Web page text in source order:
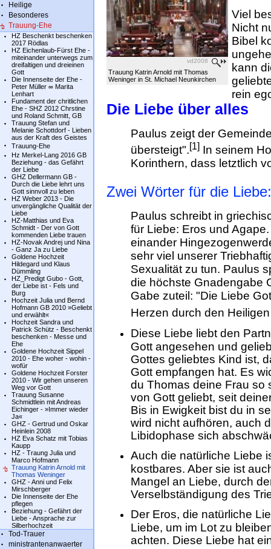
Heilige
Besonderes
Trauung-Ehe
HZ Beschenkt beschenken
2017 Rödlas
HZ Eichenlaub-Fürst Ehe -
miteinander unterwegs zum
dreifaltigen und dreieinen
Gott
Die Innenseite der Ehe -
Peter Müller ∞ Marita
Lenhart
Fundament der chritlichen
Ehe - SHZ 2012 Chrstine
und Roland Schmitt, GB
Trauung Stefan und
Melanie Schottdorf - Lieben
aus der Kraft des Geistes
Trauung-Ehe
Hz Merkel-Lang 2016 GB
Beziehung - das Gefährt
der Liebe
GHZ Dellermann GB -
Durch die Liebe lehrt uns
Gott sinnvoll zu leben
HZ Weber 2013 - Die
unvergängliche Qualität der
Liebe
HZ-Matthias und Eva
Schmidt - Der von Gott
kommenden Liebe trauen
HZ-Novak Andrej und Nina
- Ganz Ja zu Liebe
Goldene Hochzeit
Hildegard und Klaus
Dümmling
HZ_Predigt Gubo - Gott,
der Liebe ist - Fels und
Burg
Hochzeit Julia und Bernd
Hofmann GB 2010 »Geliebt
und erwählt«
Hochzeit Sandra und
Patrick Schütz - Beschenkt
beschenken - Messe und
Ehe
Goldene Hochzeit Sippel
2010 - Ehe woher - wohin -
wofür
Goldene Hochzeit Forster
2010 - Wir gehen unseren
Weg vor Gott
Trauung Susanne
Schmidtlein mit Andreas
Eichinger - »Immer wieder
Ja«
GHZ - Gertrud und Oskar
Heinlein 2008
HZ Eva Schatz mit Tobias
Kaupp
HZ - Traung Julia und
Marco Hofmann
Trauung Katrin Arnold mit
Thomas Weninger
GHZ - Anni und Felix
Mirschberger
Die Innenseite der Ehe
pflegen
Beziehung - Gefährt der
Liebe - Ansprache zur
Silberhochzeit
Tod-Trauer
ministrantenanwaerter
vd2008
Trauung Katrin Arnold mit Thomas
Weninger in St. Michael Neunkirchen
Viel
Nicht
Bibel
kann
rein
Die Liebe über alles
Paulus zeigt der
übersteigt".[1] In seinem
Korinthern, dass letztlich
Zwei Wörter für die
Paulus schreibt in
für Liebe: Eros und
einander
sehr viel unserer
Sexualität zu tun. Paulus
die höchste Gnadengabe
Gabe zuteil: "Die Liebe
Herzen durch den
Diese Liebe liebt den
Gott angesehen und
Gottes geliebtes Kind ist,
Gott empfangen hat. Es
du Thomas deine Frau so
von Gott geliebt, seit
Bis in Ewigkeit bist du in
wird nicht aufhören, auch
Libidophase sich
Auch die natürliche Liebe
kostbares. Aber sie ist
Mangel an Liebe, durch
Verselbständigung des
Der Eros, die natürliche
Liebe, um im Lot zu
achten. Diese Liebe hat